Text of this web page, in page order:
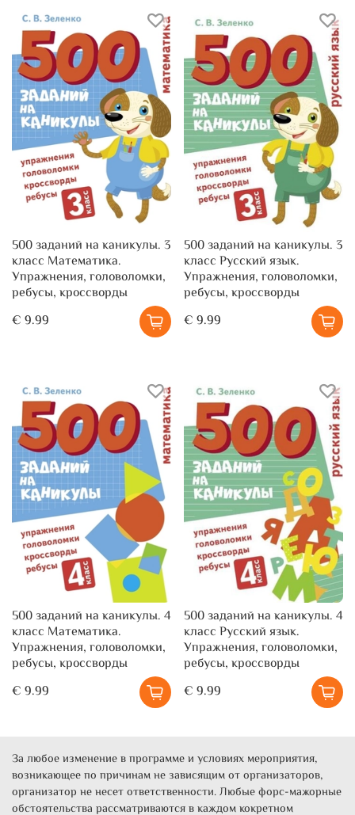
500 заданий на каникулы. 3
класс Математика.
Упражнения, головоломки,
ребусы, кроссворды
€ 9.99
500 заданий на каникулы. 3
класс Русский язык.
Упражнения, головоломки,
ребусы, кроссворды
€ 9.99
500 заданий на каникулы. 4
класс Математика.
Упражнения, головоломки,
ребусы, кроссворды
€ 9.99
500 заданий на каникулы. 4
класс Русский язык.
Упражнения, головоломки,
ребусы, кроссворды
€ 9.99
За любое изменение в программе и условиях мероприятия,
возникающее по причинам не зависящим от организаторов,
организатор не несет ответственности. Любые форс-мажорные
обстоятельства рассматриваются в каждом кокретном